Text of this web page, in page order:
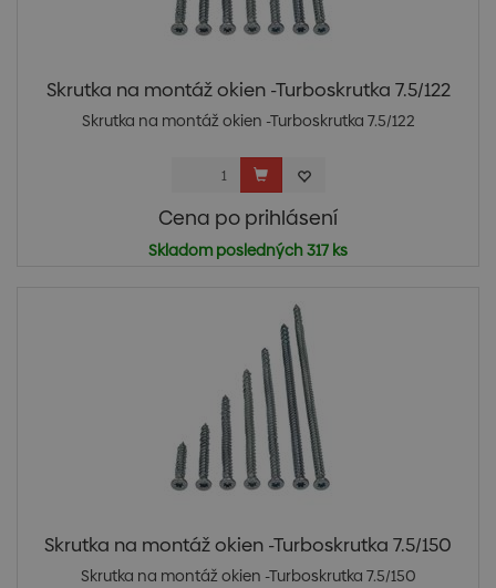
Skrutka na montáž okien -Turboskrutka 7.5/122
Skrutka na montáž okien -Turboskrutka 7.5/122
Cena po prihlásení
Skladom posledných 317 ks
Skrutka na montáž okien -Turboskrutka 7.5/150
Skrutka na montáž okien -Turboskrutka 7.5/150